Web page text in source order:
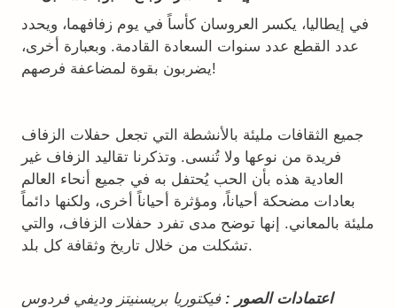
في إيطاليا، يكسر العروسان كأساً في يوم زفافهما، ويحدد
عدد القطع عدد سنوات السعادة القادمة. وبعبارة أخرى،
يضربون بقوة لمضاعفة فرصهم!
جميع الثقافات مليئة بالأنشطة التي تجعل حفلات الزفاف
فريدة من نوعها ولا تُنسى. وتذكرنا تقاليد الزفاف غير
العادية هذه بأن الحب يُحتفل به في جميع أنحاء العالم
بعادات مضحكة أحياناً، ومؤثرة أحياناً أخرى، ولكنها دائماً
مليئة بالمعاني. إنها توضح مدى تفرد حفلات الزفاف، والتي
تشكلت من خلال تاريخ وثقافة كل بلد.
اعتمادات الصور :فيكتوريا بريسنيتز وديفي فردوس